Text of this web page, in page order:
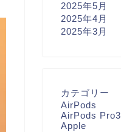
2025年5月
2025年4月
2025年3月
カテゴリー
AirPods
AirPods Pro3
Apple